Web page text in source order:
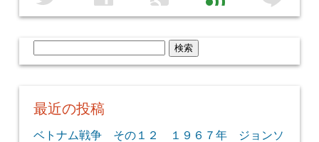
索:
最近の投稿
ベトナム戦争 その１２ １９６７年 ジョンソ